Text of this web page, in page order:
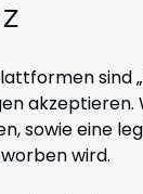
sind
akzeptieren.
sowie eine
wird.